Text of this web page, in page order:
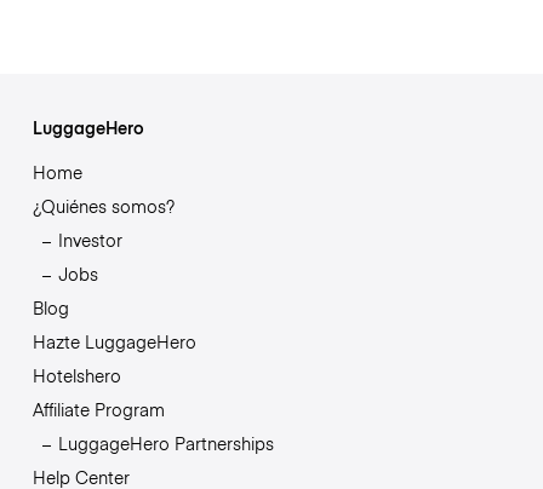
LuggageHero
Home
¿Quiénes somos?
Investor
Jobs
Blog
Hazte LuggageHero
Hotelshero
Affiliate Program
LuggageHero Partnerships
Help Center